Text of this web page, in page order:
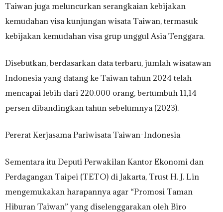
Taiwan juga meluncurkan serangkaian kebijakan
kemudahan visa kunjungan wisata Taiwan, termasuk
kebijakan kemudahan visa grup unggul Asia Tenggara.
Disebutkan, berdasarkan data terbaru, jumlah wisatawan
Indonesia yang datang ke Taiwan tahun 2024 telah
mencapai lebih dari 220.000 orang, bertumbuh 11,14
persen dibandingkan tahun sebelumnya (2023).
Pererat Kerjasama Pariwisata Taiwan-Indonesia
Sementara itu Deputi Perwakilan Kantor Ekonomi dan
Perdagangan Taipei (TETO) di Jakarta, Trust H. J. Lin
mengemukakan harapannya agar “Promosi Taman
Hiburan Taiwan” yang diselenggarakan oleh Biro